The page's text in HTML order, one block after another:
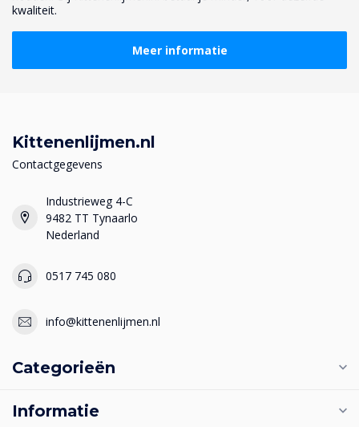
kwaliteit.
Meer informatie
Kittenenlijmen.nl
Contactgegevens
Industrieweg 4-C
9482 TT Tynaarlo
Nederland
0517 745 080
info@kittenenlijmen.nl
Categorieën
Informatie